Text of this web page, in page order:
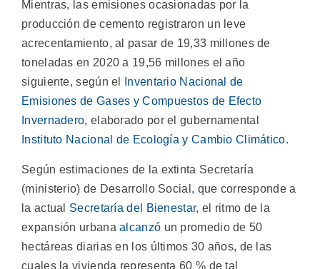
Mientras, las emisiones ocasionadas por la
producción de cemento registraron un leve
acrecentamiento, al pasar de 19,33 millones de
toneladas en 2020 a 19,56 millones el año
siguiente, según el
Inventario Nacional de
Emisiones de Gases y Compuestos de Efecto
Invernadero, elaborado por el gubernamental
Instituto Nacional de Ecología y Cambio Climático.
Según estimaciones de la extinta Secretaría
(ministerio) de Desarrollo Social, que corresponde a
la actual Secretaría del Bienestar, el ritmo de la
expansión urbanaalcanzó un promedio de 50
hectáreas diarias en los últimos 30 años, de las
cuales la vivienda representa 60 % de tal